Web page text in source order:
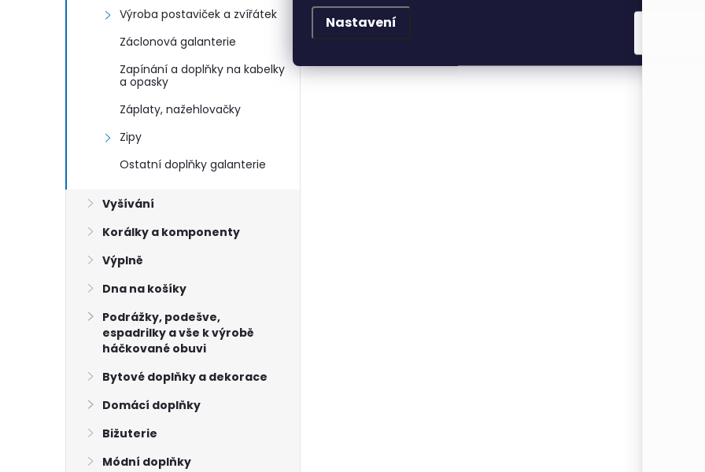
Nastavení
Výroba postaviček a zvířátek
Záclonová galanterie
Zapínání a doplňky na kabelky
a opasky
Záplaty, nažehlovačky
Zipy
Ostatní doplňky galanterie
Vyšívání
Korálky a komponenty
Výplně
Dna na košíky
Podrážky, podešve,
espadrilky a vše k výrobě
háčkované obuvi
Bytové doplňky a dekorace
Domácí doplňky
Bižuterie
Módní doplňky